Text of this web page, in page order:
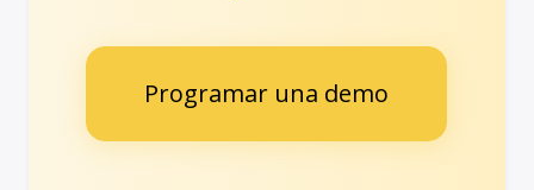
Programar una demo